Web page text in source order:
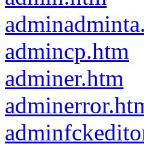
admincp.htm
adminer.htm